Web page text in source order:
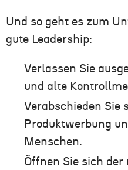
Und so geht es zum
gute Leadership:
Verlassen Sie
und alte
Verabschieden Sie
Produktwerbung
Menschen.
Öffnen Sie sich